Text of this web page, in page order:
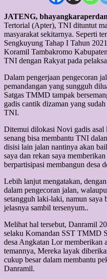
JATENG,
Tertorial (Apter), TNI dituntut
masyarakat sekitarnya. Seperti
Sengkuyung Tahap I Tahun
Koramil Tambakromo
TNI dengan Rakyat pada
Dalam pengerjaan pengecoran
pemandangan yang sungguh
Satgas TMMD tampak
gadis cantik dizaman yang
TNI.
Ditemui dilokasi Novi gadis
senang bisa membantu TNI
disisi lain jalan nantinya akan
saya dan rekan saya
berpartisipasi membangun desa
Lebih lanjut mengatakan,
dalam pengecoran jalan,
setangguh laki-laki, namun saya
jelasnya sambil tersenyum..
Melihat hal tersebut, Danramil
selaku Komandan SST TMMD
desa Angkatan Lor memberikan
temannya, Mereka layak
cukup besar dalam membantu
Danramil.